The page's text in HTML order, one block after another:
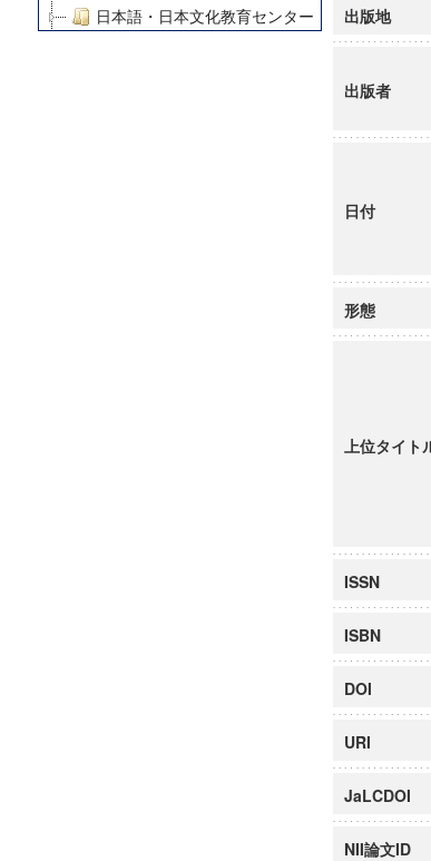
日本語・日本文化教育センター
デジタルメディア・コンテンツ統合研究センター
慶應義塾大学グローバルCOEプログラム市民
慶應義塾大学グローバルCOEプログラム論理
博士課程教育リーディングプログラム「超成
出版地
出版者
日付
形態
上位タイト
ISSN
ISBN
DOI
URI
JaLCDOI
NII論文ID